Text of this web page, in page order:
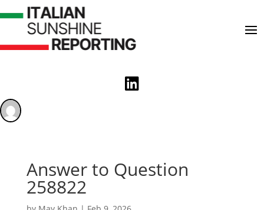

Answer to Question
258822